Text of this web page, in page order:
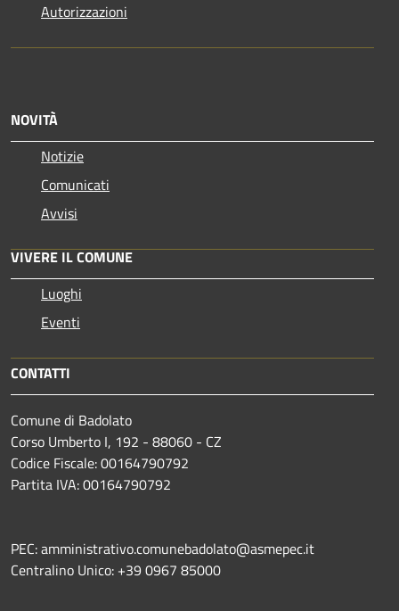
Autorizzazioni
NOVITÀ
Notizie
Comunicati
Avvisi
VIVERE IL COMUNE
Luoghi
Eventi
CONTATTI
Comune di Badolato
Corso Umberto I, 192 - 88060 - CZ
Codice Fiscale: 00164790792
Partita IVA: 00164790792
PEC: amministrativo.comunebadolato@asmepec.it
Centralino Unico: +39 0967 85000